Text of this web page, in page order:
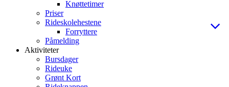
Knøttetimer
Priser
Rideskolehestene
Forryttere
Påmelding
Aktiviteter
Bursdager
Rideuke
Grønt Kort